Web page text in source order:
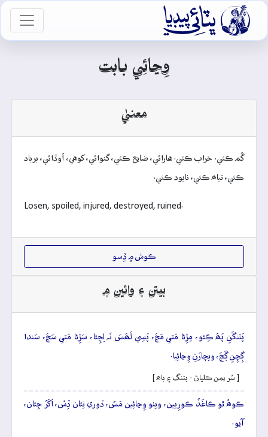

وِڃائِي بابت
معنيٰ
گُم ڪئي. خراب ڪئي. هارائي، ضايع ڪئي، گنوائي، کوهي، اُوڏائي، برباد
ڪئي، تباھ ڪئي، نابود ڪئي.
Losen, spoiled, injured, destroyed, ruined.
ڪوش ۾ ڏِسو
بيتن ۽ وائين ۾
پَتَنگَنِ پَھُ ڪِئو، مِڙِئا مَٿي مَچَ، پَسِي لَھَسَ نَہ لِچِئا، سَڙِئا مَٿي سَچَ، سَندا
ڳِچِنِ ڳَچَ، ويچارَنِ وِڃائِيا.
[ سُر يمن ڪلياڻ - پتنگ ۽ باھ ]
ڪوھُ ٿو ڪاغَذُ ڪورِيين، ويٺو وِڃائِين مَسُ، ڏوري تِئان ڏِسُ، اَکَرُ جِئان،
آيو.